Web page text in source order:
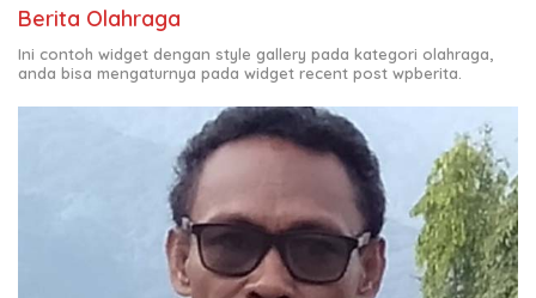
Berita Olahraga
Ini contoh widget dengan style gallery pada kategori olahraga,
anda bisa mengaturnya pada widget recent post wpberita.